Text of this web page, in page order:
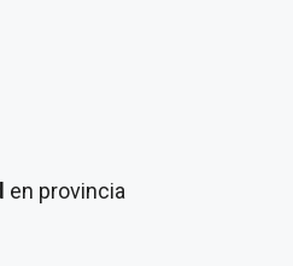
en provincia